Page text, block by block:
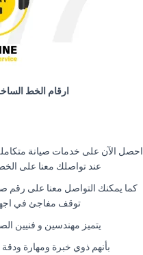
ارقام الخط
احصل الآن على خدمات صيانة
عند تواصلك معنا على
كما يمكنك التواصل معنا على رقم
توقف مفاجئ في
يتميز مهندسين و فنيين
بأنهم ذوي خبرة ومهارة